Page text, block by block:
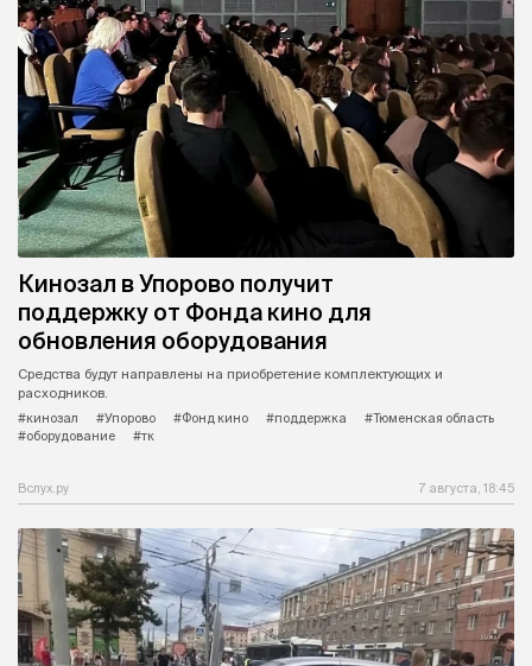
Кинозал в Упорово получит
поддержку от Фонда кино для
обновления оборудования
Средства будут направлены на приобретение комплектующих и
расходников.
#кинозал
#Упорово #Фонд кино #поддержка
#Тюменская область
#оборудование
#тк
Вслух.ру 7 августа, 18:45